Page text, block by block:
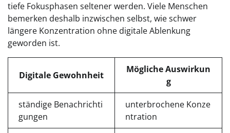
tiefe Fokusphasen seltener werden. Viele Menschen
bemerken deshalb inzwischen selbst, wie schwer
längere Konzentration ohne digitale Ablenkung
geworden ist.
Digitale Gewohnheit
Mögliche Auswirkun
g
ständige Benachrichti
gungen
unterbrochene Konze
ntration